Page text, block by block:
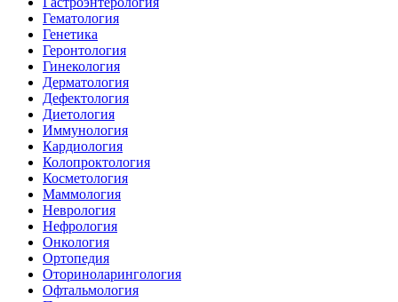
Гематология
Генетика
Геронтология
Гинекология
Дерматология
Дефектология
Диетология
Иммунология
Кардиология
Колопроктология
Косметология
Маммология
Неврология
Нефрология
Онкология
Ортопедия
Оториноларингология
Офтальмология